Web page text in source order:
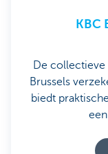
KBC
De collectieve
Brussels
biedt